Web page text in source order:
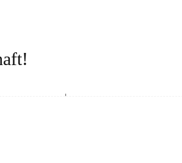
passiert? Sie sollen eine Rede halten.
und eloquenteste Kerze auf der...